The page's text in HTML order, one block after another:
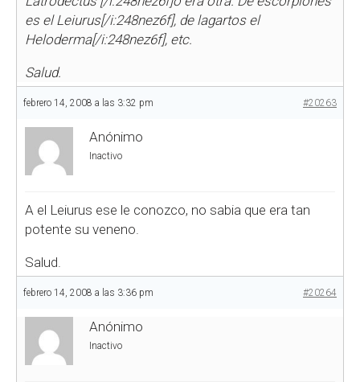
es elLeiurus[/i:248nez6f], de lagartos el
Heloderma[/i:248nez6f], etc.
Salud.
febrero 14, 2008 a las 3:32 pm #20263
Anónimo
Inactivo
A el Leiurus ese le conozco, no sabia que era tan
potente su veneno.
Salud.
febrero 14, 2008 a las 3:36 pm #20264
Anónimo
Inactivo